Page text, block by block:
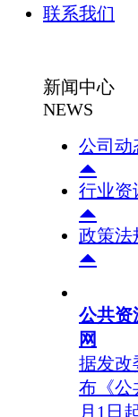
联系我们
新闻中心
NEWS
公司动
行业资
政策法
公共资
网
据发改
布《公
月1日